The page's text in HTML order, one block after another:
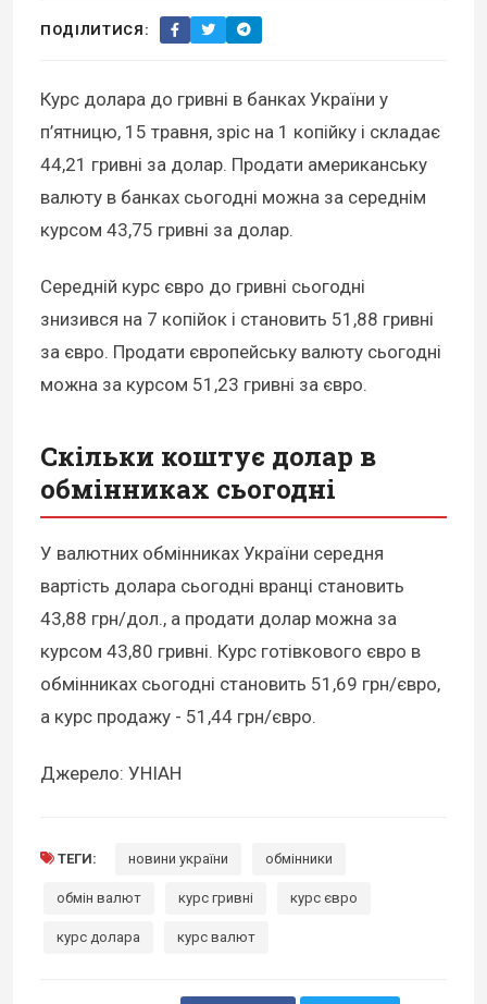
ПОДІЛИТИСЯ:
Курс долара до гривні в банках України у
п’ятницю, 15 травня, зріс на 1 копійку і складає
44,21 гривні за долар. Продати американську
валюту в банках сьогодні можна за середнім
курсом 43,75 гривні за долар.
Середній курс євро до гривні сьогодні
знизився на 7 копійок і становить 51,88 гривні
за євро. Продати європейську валюту сьогодні
можна за курсом 51,23 гривні за євро.
Скільки коштує долар в
обмінниках сьогодні
У валютних обмінниках України середня
вартість долара сьогодні вранці становить
43,88 грн/дол., а продати долар можна за
курсом 43,80 гривні. Курс готівкового євро в
обмінниках сьогодні становить 51,69 грн/євро,
а курс продажу - 51,44 грн/євро.
Джерело: УНІАН
ТЕГИ: новини україни обмінники
обмін валют курс гривні курс євро
курс долара курс валют